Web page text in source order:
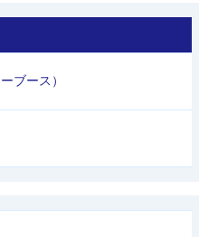
ブース）